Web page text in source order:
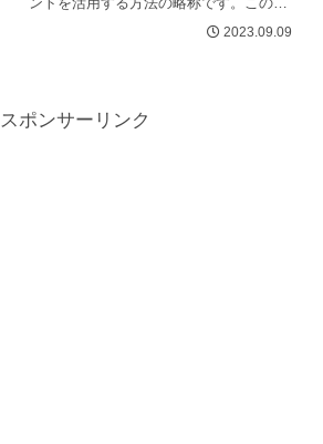
し、値上げラッシュに備えるための新
2023.09.09
スポンサーリンク